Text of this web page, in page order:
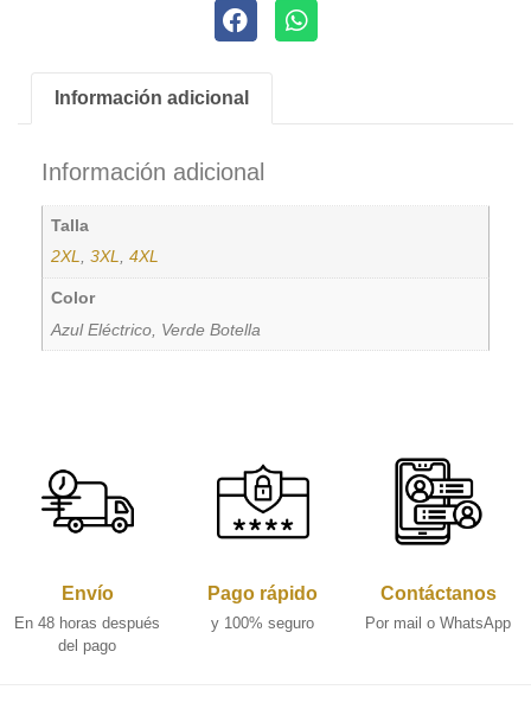
Información adicional
Información adicional
Talla
2XL, 3XL, 4XL
Color
Azul Eléctrico, Verde Botella
Envío
En 48 horas después
del pago
Pago rápido
y 100% seguro
Contáctanos
Por mail o WhatsApp